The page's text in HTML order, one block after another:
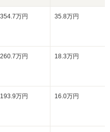
354.7万円 35.8万円
260.7万円 18.3万円
193.9万円 16.0万円